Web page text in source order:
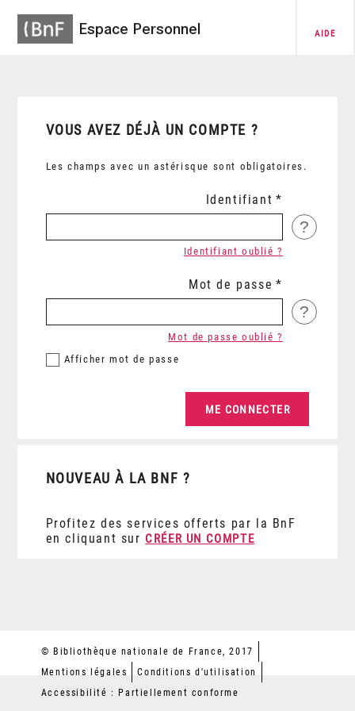
Espace Personnel AIDE
VOUS AVEZ DÉJÀ UN COMPTE ?
Les champs avec un astérisque sont obligatoires.
Identifiant
?
Identifiant oublié ?
Mot de passe
?
Afficher mot de passe
Mot de passe oublié ?
NOUVEAU À LA BNF ?
Profitez des services offerts par la BnF
en cliquant sur CRÉER UN COMPTE
© Bibliothèque nationale de France, 2017
Mentions légales
Conditions d'utilisation
Accessibilité : Partiellement conforme